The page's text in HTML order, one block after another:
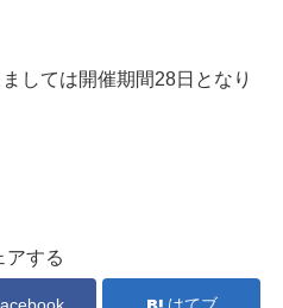
しては開催期間28日となり
アする